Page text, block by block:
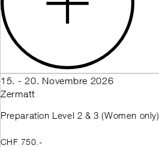
15. - 20. Novembre 2026
Zermatt
Preparation Level 2 & 3 (Women only)
CHF 750.-